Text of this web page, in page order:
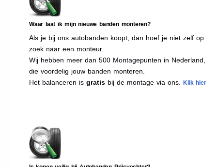
Waar laat ik mijn nieuwe banden monteren?
Als je bij ons autobanden koopt, dan hoef je niet zelf op
zoek naar een monteur.
Wij hebben meer dan 500 Montagepunten in Nederland,
die voordelig jouw banden monteren.
Het balanceren is gratis bij de montage via ons. Klik hier